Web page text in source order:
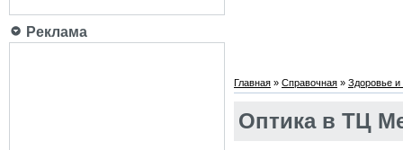
Реклама
Главная » Справочная » Здоровье и
Оптика в ТЦ